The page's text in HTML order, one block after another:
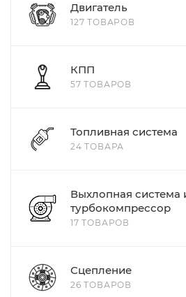
Двигатель
127 ТОВАРОВ
КПП
57 ТОВАРОВ
Топливная система
24 ТОВАРА
Выхлопная система
турбокомпрессор
17 ТОВАРОВ
Сцепление
26 ТОВАРОВ